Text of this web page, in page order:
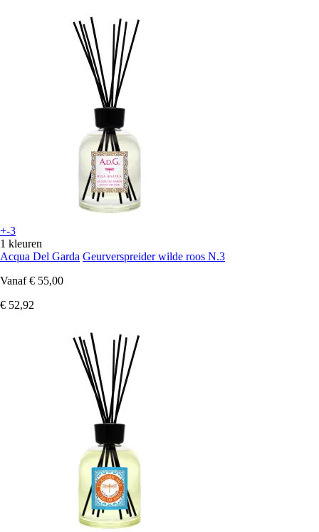
+-3
1 kleuren
Acqua Del Garda Geurverspreider wilde roos N.3
Vanaf € 55,00
€ 52,92